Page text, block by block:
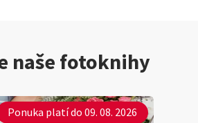
naše fotoknihy
Ponuka platí do 09. 08. 2026